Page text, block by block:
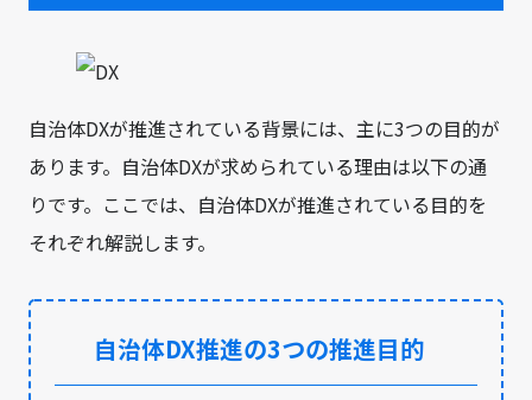
自治体DXが推進されている背景には、主に3つの目的が
あります。自治体DXが求められている理由は以下の通
りです。ここでは、自治体DXが推進されている目的を
それぞれ解説します。
自治体DX推進の3つの推進目的